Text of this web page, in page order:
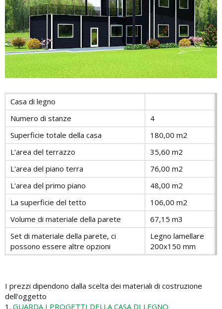
Casa di legno
Numero di stanze
4
Superficie totale della casa
180,00 m2
L'area del terrazzo
35,60 m2
L'area del piano terra
76,00 m2
L'area del primo piano
48,00 m2
La superficie del tetto
106,00 m2
Volume di materiale della parete
67,15 m3
Set di materiale della parete, ci
possono essere altre opzioni
Legno lamellare
200х150 mm
I prezzi dipendono dalla scelta dei materiali di costruzione
dell'oggetto
1. GUARDA I PROGETTI DELLA CASA DI LEGNO